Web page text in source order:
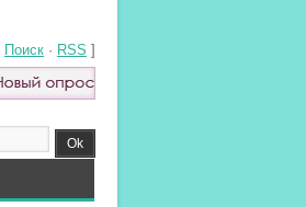
Поиск · RSS ]